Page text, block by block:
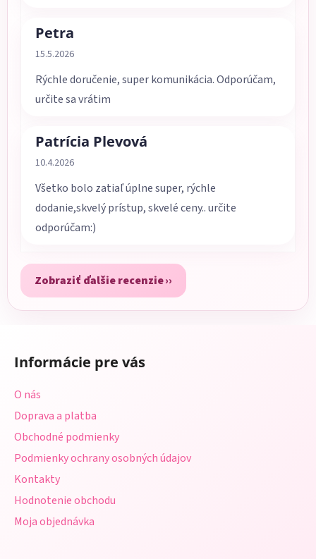
Petra
Hodnotenie obchodu je 5 z 5 hviezdičiek.
15.5.2026
Rýchle doručenie, super komunikácia. Odporúčam,
určite sa vrátim
Patrícia Plevová
Hodnotenie obchodu je 5 z 5 hviezdičiek.
10.4.2026
Všetko bolo zatiaľ úplne super, rýchle
dodanie,skvelý prístup, skvelé ceny.. určite
odporúčam:)
Zobraziť ďalšie recenzie
Informácie pre vás
O nás
Doprava a platba
Obchodné podmienky
Podmienky ochrany osobných údajov
Kontakty
Hodnotenie obchodu
Moja objednávka